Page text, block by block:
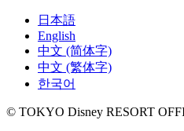
日本語
English
中文 (简体字)
中文 (繁体字)
한국어
© TOKYO Disney RESORT